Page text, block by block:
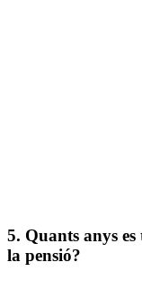
5. Quants anys
la pensió?